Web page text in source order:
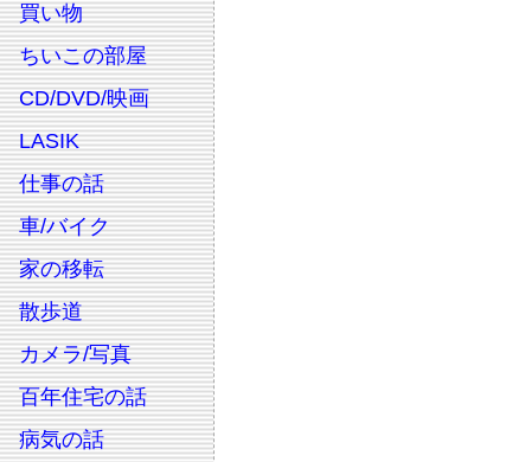
買い物
ちいこの部屋
CD/DVD/映画
LASIK
仕事の話
車/バイク
家の移転
散歩道
カメラ/写真
百年住宅の話
病気の話